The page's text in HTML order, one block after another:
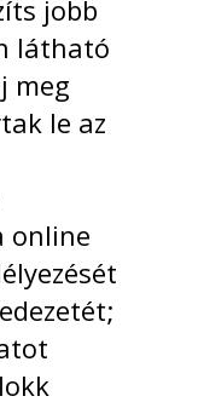
jobb
látható
meg
le az
online